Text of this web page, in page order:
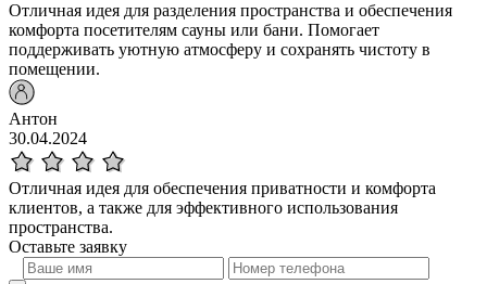
Отличная идея для разделения пространства и обеспечения
комфорта посетителям сауны или бани. Помогает
поддерживать уютную атмосферу и сохранять чистоту в
помещении.
Антон
30.04.2024
Отличная идея для обеспечения приватности и комфорта
клиентов, а также для эффективного использования
пространства.
Оставьте заявку